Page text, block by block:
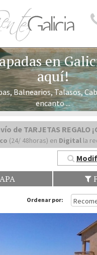
en
aquí!
Balnearios, Talasos,
encanto ...
de TARJETAS REGALO
(24/ 48horas) en Digitalla
Ordenar por: